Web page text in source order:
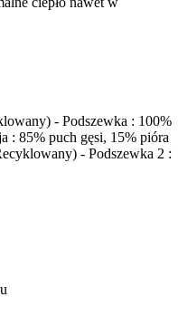
- Podszewka : 100%
: 85% puch gęsi, 15% pióra
- Podszewka 2 :